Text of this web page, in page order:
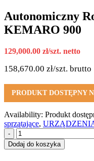
Autonomiczny
KEMARO 900
129,000.00 zł/szt. netto
158,670.00 zł/szt. brutto
PRODUKT DOSTĘPNY
Availability: Produkt
sprzątające,
-
Dodaj do koszyka